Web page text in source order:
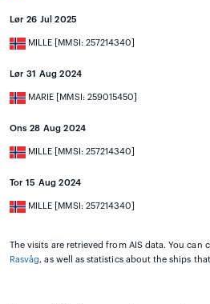
Lør 26 Jul 2025
MILLE [MMSI: 257214340]
Lør 31 Aug 2024
MARIE [MMSI: 259015450]
Ons 28 Aug 2024
MILLE [MMSI: 257214340]
Tor 15 Aug 2024
MILLE [MMSI: 257214340]
The visits are retrieved from AIS data. You can
Rasvåg, as well as statistics about the ships